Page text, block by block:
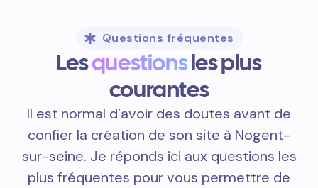
Questions fréquentes
Lesquestionsles plus
courantes
Il est normal d’avoir des doutes avant de
confier la création de son site à Nogent-
sur-seine. Je réponds ici aux questions les
plus fréquentes pour vous permettre de